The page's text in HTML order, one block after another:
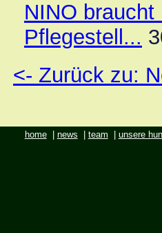
NINO
Pflegestell...
<- Zurück zu:
home| news team unsere